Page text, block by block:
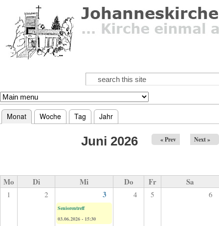
Direkt zum Inhalt
Suchformular
Suche
Haupt-Reiter
Monat (aktiver Reiter)
Woche Tag Jahr
Juni 2026 « Prev Next »
Mo Di Mi Do Fr Sa
1 2 3 4 5 6
Seniorentreff
03.06.2026 - 15:30